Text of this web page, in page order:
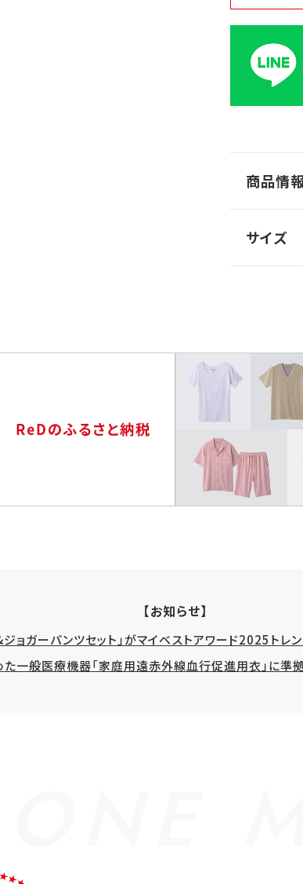
商品情
サイズ
【お知らせ】
ョガーパンツセット」がマイベストアワード2025トレ
一般医療機器「家庭用遠赤外線血行促進用衣」に準拠